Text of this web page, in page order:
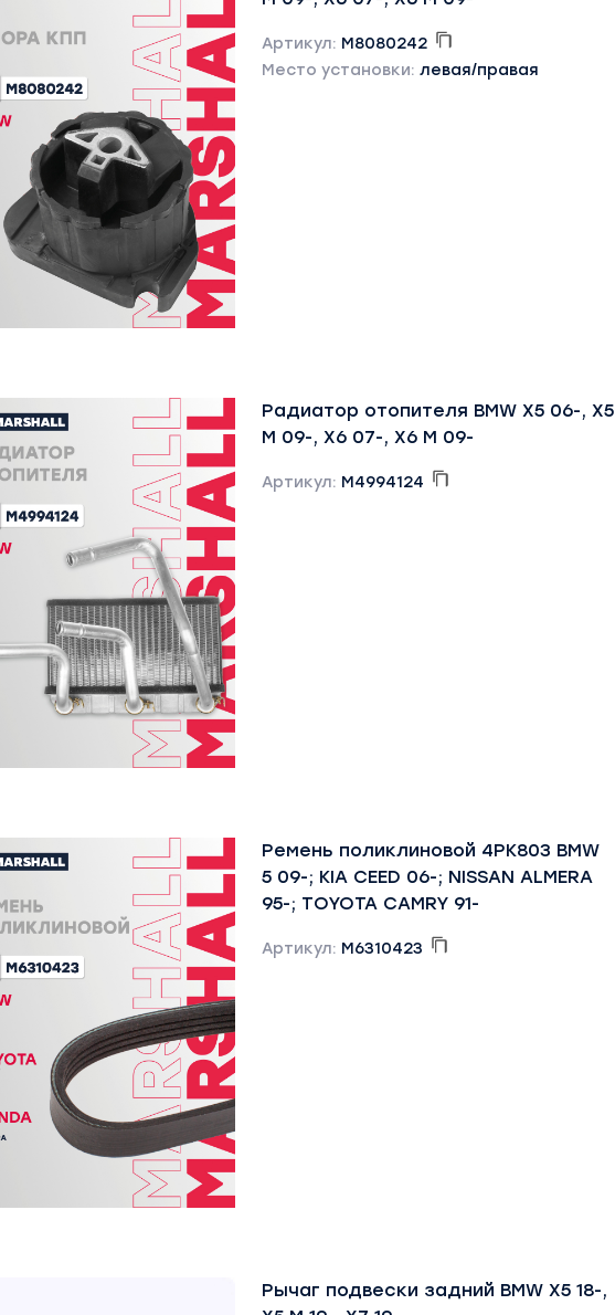
Артикул: M8080242
Место установки: левая/правая
Радиатор отопителя BMW X5 06-, X5
M 09-, X6 07-, X6 M 09-
Артикул: M4994124
Ремень поликлиновой 4PK803 BMW
5 09-; KIA CEED 06-; NISSAN ALMERA
95-; TOYOTA CAMRY 91-
Артикул: M6310423
Рычаг подвески задний BMW X5 18-,